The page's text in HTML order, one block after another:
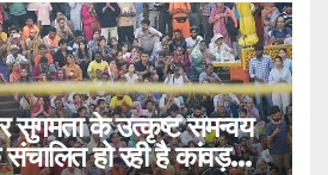
सुगमता के उत्कृष्ट समन्वय
हो रही है कांवड़